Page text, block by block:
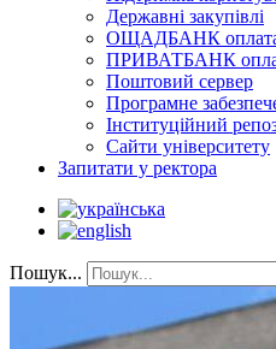
Державні закупівлі
ОЩАДБАНК
ПРИВАТБАНК
Поштовий сервер
Програмне
Інституційний
Сайти університету
Запитати у ректора
Пошук...